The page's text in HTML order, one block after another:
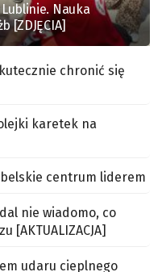
Nauka
[ZDJĘCIA]
chronić się
karetek na
centrum liderem
nie wiadomo, co
[AKTUALIZACJA]
udaru cieplnego